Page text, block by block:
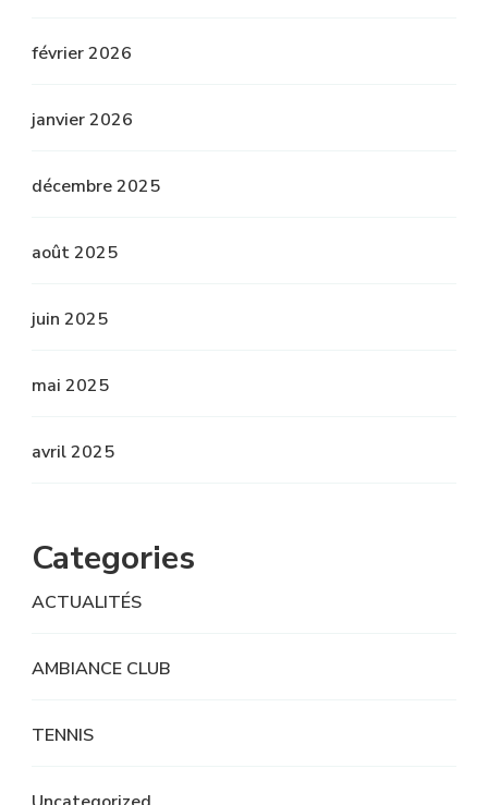
février 2026
janvier 2026
décembre 2025
août 2025
juin 2025
mai 2025
avril 2025
Categories
ACTUALITÉS
AMBIANCE CLUB
TENNIS